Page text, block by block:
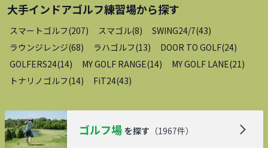
大手インドアゴルフ練習場から探す
スマートゴルフ(207) スマゴル(8) SWING24/7(43)
ラウンジレンジ(68) ラハゴルフ(13) DOOR TO GOLF(24)
GOLFERS24(14) MY GOLF RANGE(14) MY GOLF LANE(21 )
トナリノゴルフ(14) FiT24(43)
ゴルフ場 を探す （1967件）